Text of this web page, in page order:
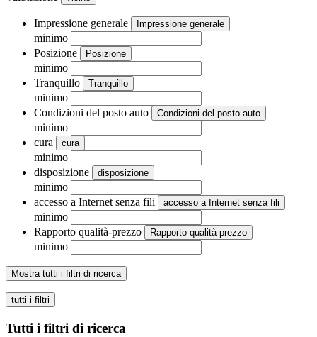
Impressione generale Impressione generale
minimo
Posizione
Posizione
minimo
Tranquillo
Tranquillo
minimo
Condizioni del posto auto
Condizioni del posto auto
minimo
cura
cura
minimo
disposizione
disposizione
minimo
accesso a Internet senza fili
accesso a Internet senza fili
minimo
Rapporto qualità-prezzo
Rapporto qualità-prezzo
minimo
Mostra tutti i filtri di ricerca
tutti i filtri
Tutti i filtri di ricerca